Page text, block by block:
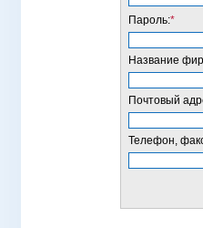
Пароль:*
Название
Почтовый
Телефон,